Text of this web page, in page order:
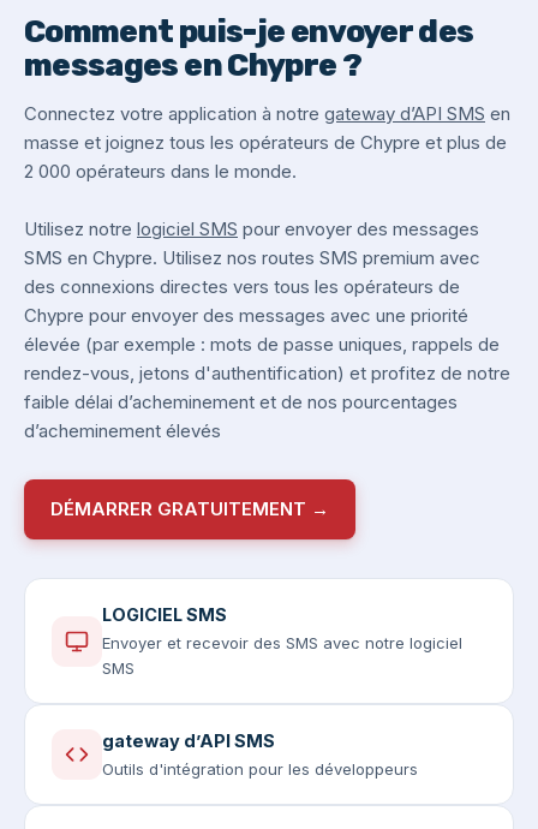
Comment puis-je envoyer des
messages en Chypre ?
Connectez votre application à notre gateway d’API SMS en
masse et joignez tous les opérateurs de Chypre et plus de
2 000 opérateurs dans le monde.
Utilisez notre logiciel SMS pour envoyer des messages
SMS en Chypre. Utilisez nos routes SMS premium avec
des connexions directes vers tous les opérateurs de
Chypre pour envoyer des messages avec une priorité
élevée (par exemple : mots de passe uniques, rappels de
rendez-vous, jetons d'authentification) et profitez de notre
faible délai d’acheminement et de nos pourcentages
d’acheminement élevés
DÉMARRER GRATUITEMENT →
LOGICIEL SMS
Envoyer et recevoir des SMS avec notre logiciel
SMS
gateway d’API SMS
Outils d'intégration pour les développeurs